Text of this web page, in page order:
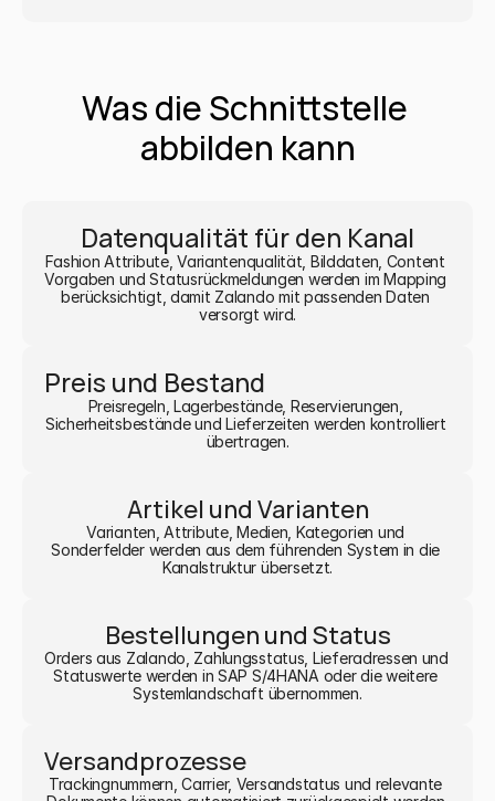
Was die Schnittstelle
abbilden kann
Datenqualität für den Kanal
Fashion Attribute, Variantenqualität, Bilddaten, Content
Vorgaben und Statusrückmeldungen werden im Mapping
berücksichtigt, damit Zalando mit passenden Daten
versorgt wird.
Preis und Bestand
Preisregeln, Lagerbestände, Reservierungen,
Sicherheitsbestände und Lieferzeiten werden kontrolliert
übertragen.
Artikel und Varianten
Varianten, Attribute, Medien, Kategorien und
Sonderfelder werden aus dem führenden System in die
Kanalstruktur übersetzt.
Bestellungen und Status
Orders aus Zalando, Zahlungsstatus, Lieferadressen und
Statuswerte werden in SAP S/4HANA oder die weitere
Systemlandschaft übernommen.
Versandprozesse
Trackingnummern, Carrier, Versandstatus und relevante